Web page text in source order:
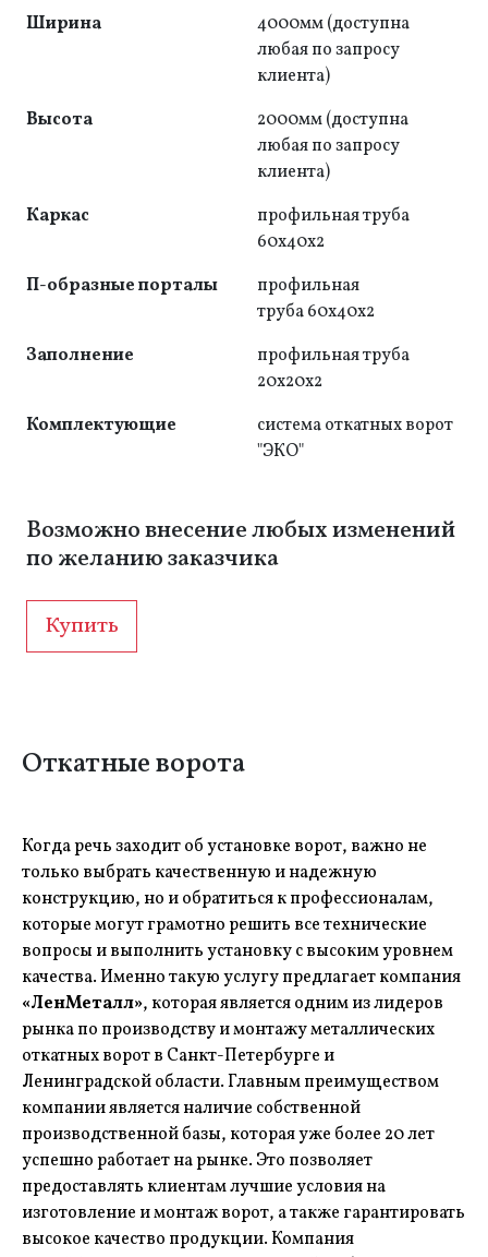
Ширина
4000мм (доступна
любая по запросу
клиента)
Высота
2000мм (доступна
любая по запросу
клиента)
Каркас
профильная труба
60x40x2
П-образные порталы
профильная
труба 60x40x2
Заполнение
профильная труба
20x20x2
Комплектующие
система откатных ворот
"ЭКО"
Возможно внесение любых изменений
по желанию заказчика
Купить
Откатные ворота
Когда речь заходит об установке ворот, важно не
только выбрать качественную и надежную
конструкцию, но и обратиться к профессионалам,
которые могут грамотно решить все технические
вопросы и выполнить установку с высоким уровнем
качества. Именно такую услугу предлагает компания
«ЛенМеталл», которая является одним из лидеров
рынка по производству и монтажу металлических
откатных ворот в Санкт-Петербурге и
Ленинградской области. Главным преимуществом
компании является наличие собственной
производственной базы, которая уже более 20 лет
успешно работает на рынке. Это позволяет
предоставлять клиентам лучшие условия на
изготовление и монтаж ворот, а также гарантировать
высокое качество продукции. Компания